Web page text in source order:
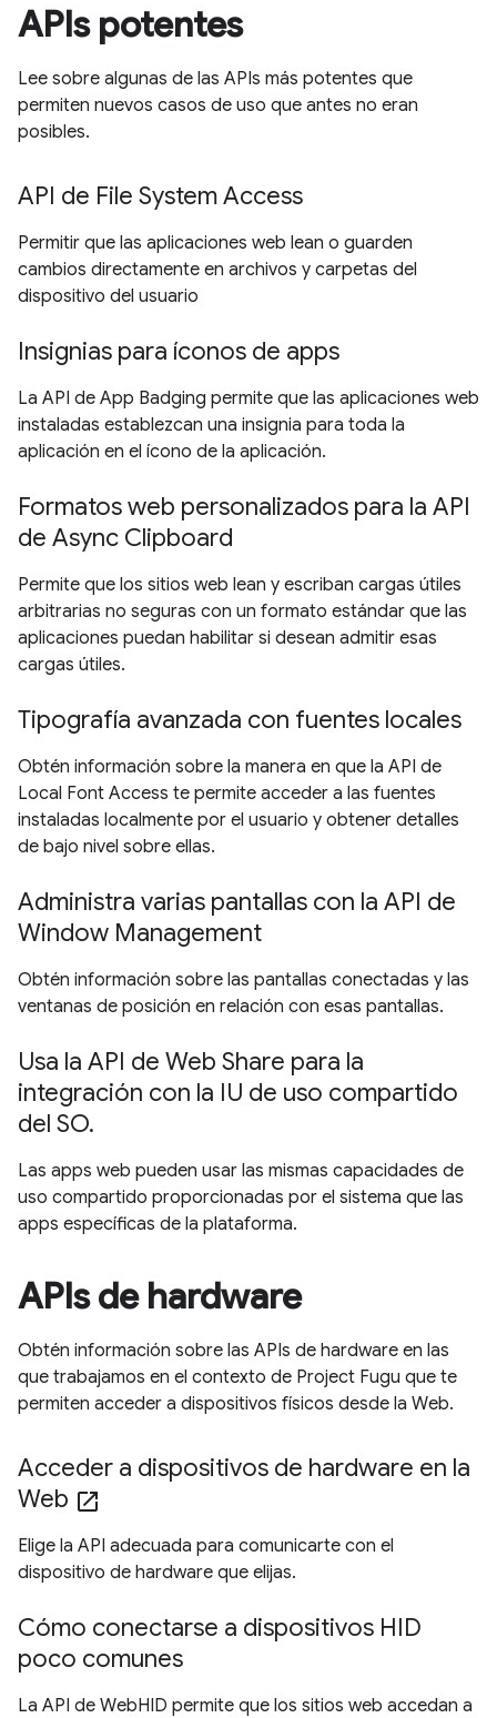
APIs potentes
Lee sobre algunas de las APIs más potentes que
permiten nuevos casos de uso que antes no eran
posibles.
API de File System Access
Permitir que las aplicaciones web lean o guarden
cambios directamente en archivos y carpetas del
dispositivo del usuario
Insignias para íconos de apps
La API de App Badging permite que las aplicaciones web
instaladas establezcan una insignia para toda la
aplicación en el ícono de la aplicación.
Formatos web personalizados para la API
de Async Clipboard
Permite que los sitios web lean y escriban cargas útiles
arbitrarias no seguras con un formato estándar que las
aplicaciones puedan habilitar si desean admitir esas
cargas útiles.
Tipografía avanzada con fuentes locales
Obtén información sobre la manera en que la API de
Local Font Access te permite acceder a las fuentes
instaladas localmente por el usuario y obtener detalles
de bajo nivel sobre ellas.
Administra varias pantallas con la API de
Window Management
Obtén información sobre las pantallas conectadas y las
ventanas de posición en relación con esas pantallas.
Usa la API de Web Share para la
integración con la IU de uso compartido
del SO.
Las apps web pueden usar las mismas capacidades de
uso compartido proporcionadas por el sistema que las
apps específicas de la plataforma.
APIs de hardware
Obtén información sobre las APIs de hardware en las
que trabajamos en el contexto de Project Fugu que te
permiten acceder a dispositivos físicos desde la Web.
Acceder a dispositivos de hardware en la
Web open_in_new
Elige la API adecuada para comunicarte con el
dispositivo de hardware que elijas.
Cómo conectarse a dispositivos HID
poco comunes
La API de WebHID permite que los sitios web accedan a